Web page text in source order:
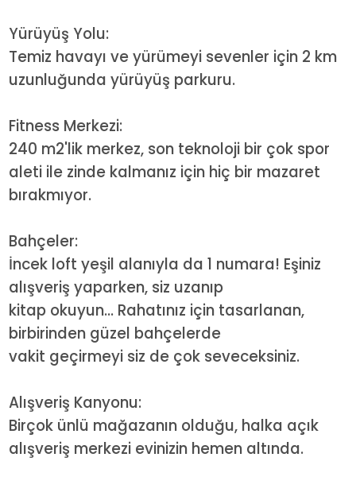
Yürüyüş Yolu:
Temiz havayı ve yürümeyi sevenler için 2 km
uzunluğunda yürüyüş parkuru.
Fitness Merkezi:
240 m2'lik merkez, son teknoloji bir çok spor
aleti ile zinde kalmanız için hiç bir mazaret
bırakmıyor.
Bahçeler:
İncek loft yeşil alanıyla da 1 numara! Eşiniz
alışveriş yaparken, siz uzanıp
kitap okuyun... Rahatınız için tasarlanan,
birbirinden güzel bahçelerde
vakit geçirmeyi siz de çok seveceksiniz.
Alışveriş Kanyonu:
Birçok ünlü mağazanın olduğu, halka açık
alışveriş merkezi evinizin hemen altında.